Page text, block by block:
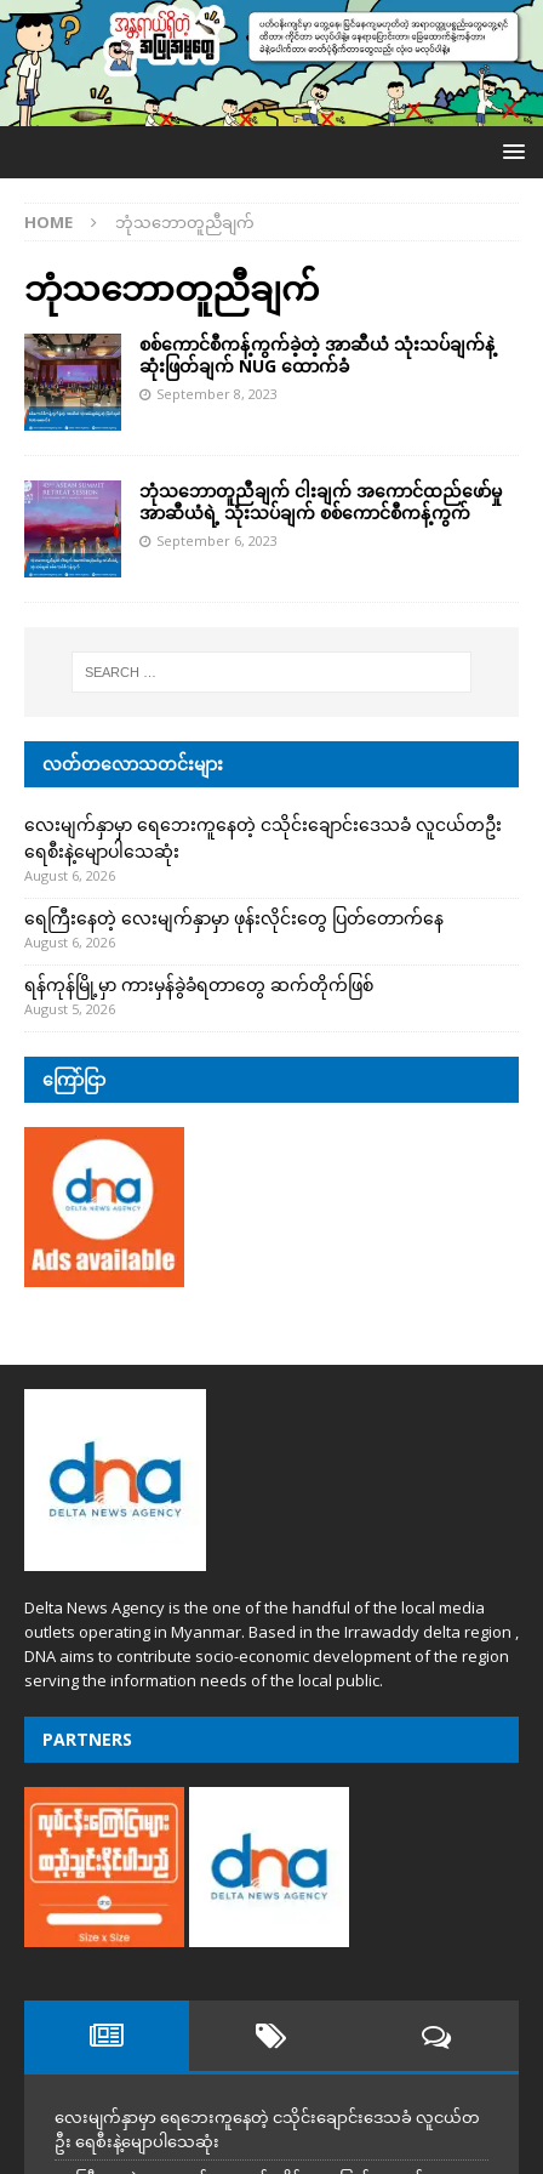
HOME ဘုံသဘောတူညီချက်
ဘုံသဘောတူညီချက်
စစ်ကောင်စီကန့်ကွက်ခဲ့တဲ့ အာဆီယံ သုံးသပ်ချက်နဲ့
ဆုံးဖြတ်ချက် NUG ထောက်ခံ
September 8, 2023
ဘုံသဘောတူညီချက် ငါးချက် အကောင်ထည်ဖော်မှု
အာဆီယံရဲ့ သုံးသပ်ချက် စစ်ကောင်စီကန့်ကွက်
September 6, 2023
လတ်တလောသတင်းများ
လေးမျက်နှာမှာ ရေဘေးကူနေတဲ့ ငသိုင်းချောင်းဒေသခံ လူငယ်တဦး
ရေစီးနဲ့မျောပါသေဆုံး
August 6, 2026
ရေကြီးနေတဲ့ လေးမျက်နှာမှာ ဖုန်းလိုင်းတွေ ပြတ်တောက်နေ
August 6, 2026
ရန်ကုန်မြို့မှာ ကားမှန်ခွဲခံရတာတွေ ဆက်တိုက်ဖြစ်
August 5, 2026
ကြော်ငြာ
Delta News Agency is the one of the handful of the local media
outlets operating in Myanmar. Based in the Irrawaddy delta region ,
DNA aims to contribute socio-economic development of the region
serving the information needs of the local public.
PARTNERS
လေးမျက်နှာမှာ ရေဘေးကူနေတဲ့ ငသိုင်းချောင်းဒေသခံ လူငယ်တ
ဦး ရေစီးနဲ့မျောပါသေဆုံး